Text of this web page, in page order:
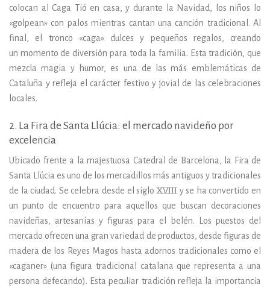
colocan al Caga Tió en casa, y durante la Navidad, los niños lo
«golpean» con palos mientras cantan una canción tradicional. Al
final, el tronco «caga» dulces y pequeños regalos, creando
un momento de diversión para toda la familia. Esta tradición, que
mezcla magia y humor, es una de las más emblemáticas de
Cataluña y refleja el carácter festivo y jovial de las celebraciones
locales.
2. La Fira de Santa Llúcia: el mercado navideño por
excelencia
Ubicado frente a la majestuosa Catedral de Barcelona, la Fira de
Santa Llúcia es uno de los mercadillos más antiguos y tradicionales
de la ciudad. Se celebra desde el siglo XVIII y se ha convertido en
un punto de encuentro para aquellos que buscan decoraciones
navideñas, artesanías y figuras para el belén. Los puestos del
mercado ofrecen una gran variedad de productos, desde figuras de
madera de los Reyes Magos hasta adornos tradicionales como el
«caganer» (una figura tradicional catalana que representa a una
persona defecando). Esta peculiar tradición refleja la importancia